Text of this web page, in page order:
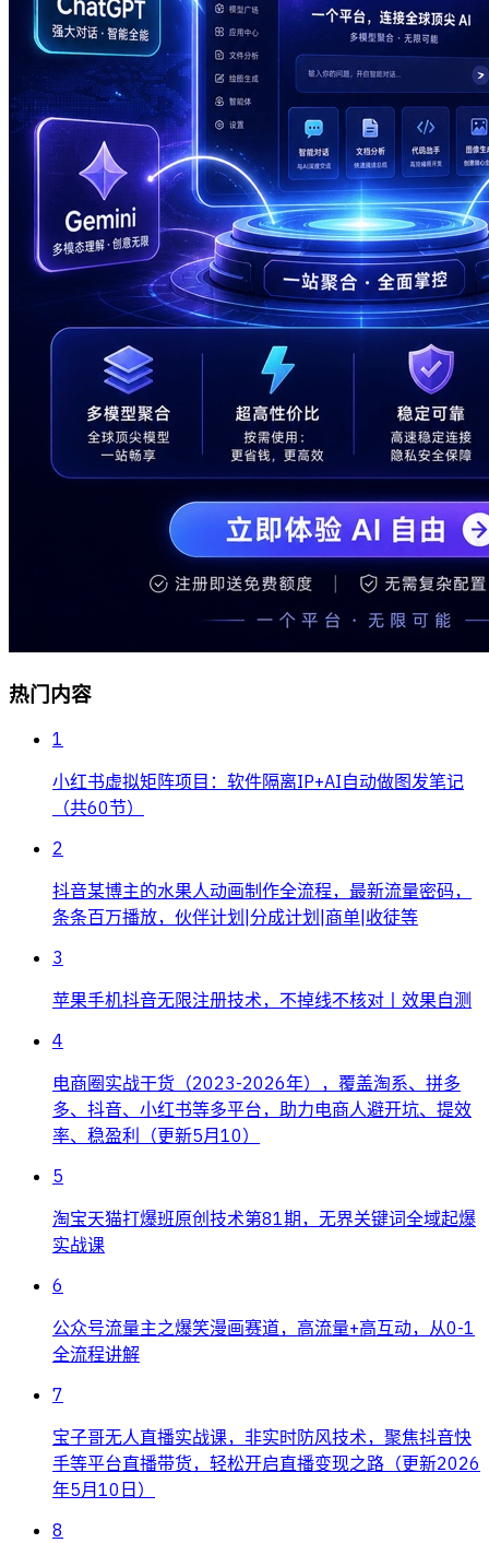
热门内容
1
小红书虚拟矩阵项目：软件隔离IP+AI自动做图发笔记
（共60节）
2
抖音某博主的水果人动画制作全流程，最新流量密码，
条条百万播放，伙伴计划|分成计划|商单|收徒等
3
苹果手机抖音无限注册技术，不掉线不核对丨效果自测
4
电商圈实战干货（2023-2026年），覆盖淘系、拼多
多、抖音、小红书等多平台，助力电商人避开坑、提效
率、稳盈利（更新5月10）
5
淘宝天猫打爆班原创技术第81期，无界关键词全域起爆
实战课
6
公众号流量主之爆笑漫画赛道，高流量+高互动，从0-1
全流程讲解
7
宝子哥无人直播实战课，非实时防风技术，聚焦抖音快
手等平台直播带货，轻松开启直播变现之路（更新2026
年5月10日）
8